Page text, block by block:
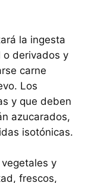
la ingesta
o derivados y
carne
Los
y que deben
azucarados,
isotónicas.
y
frescos,